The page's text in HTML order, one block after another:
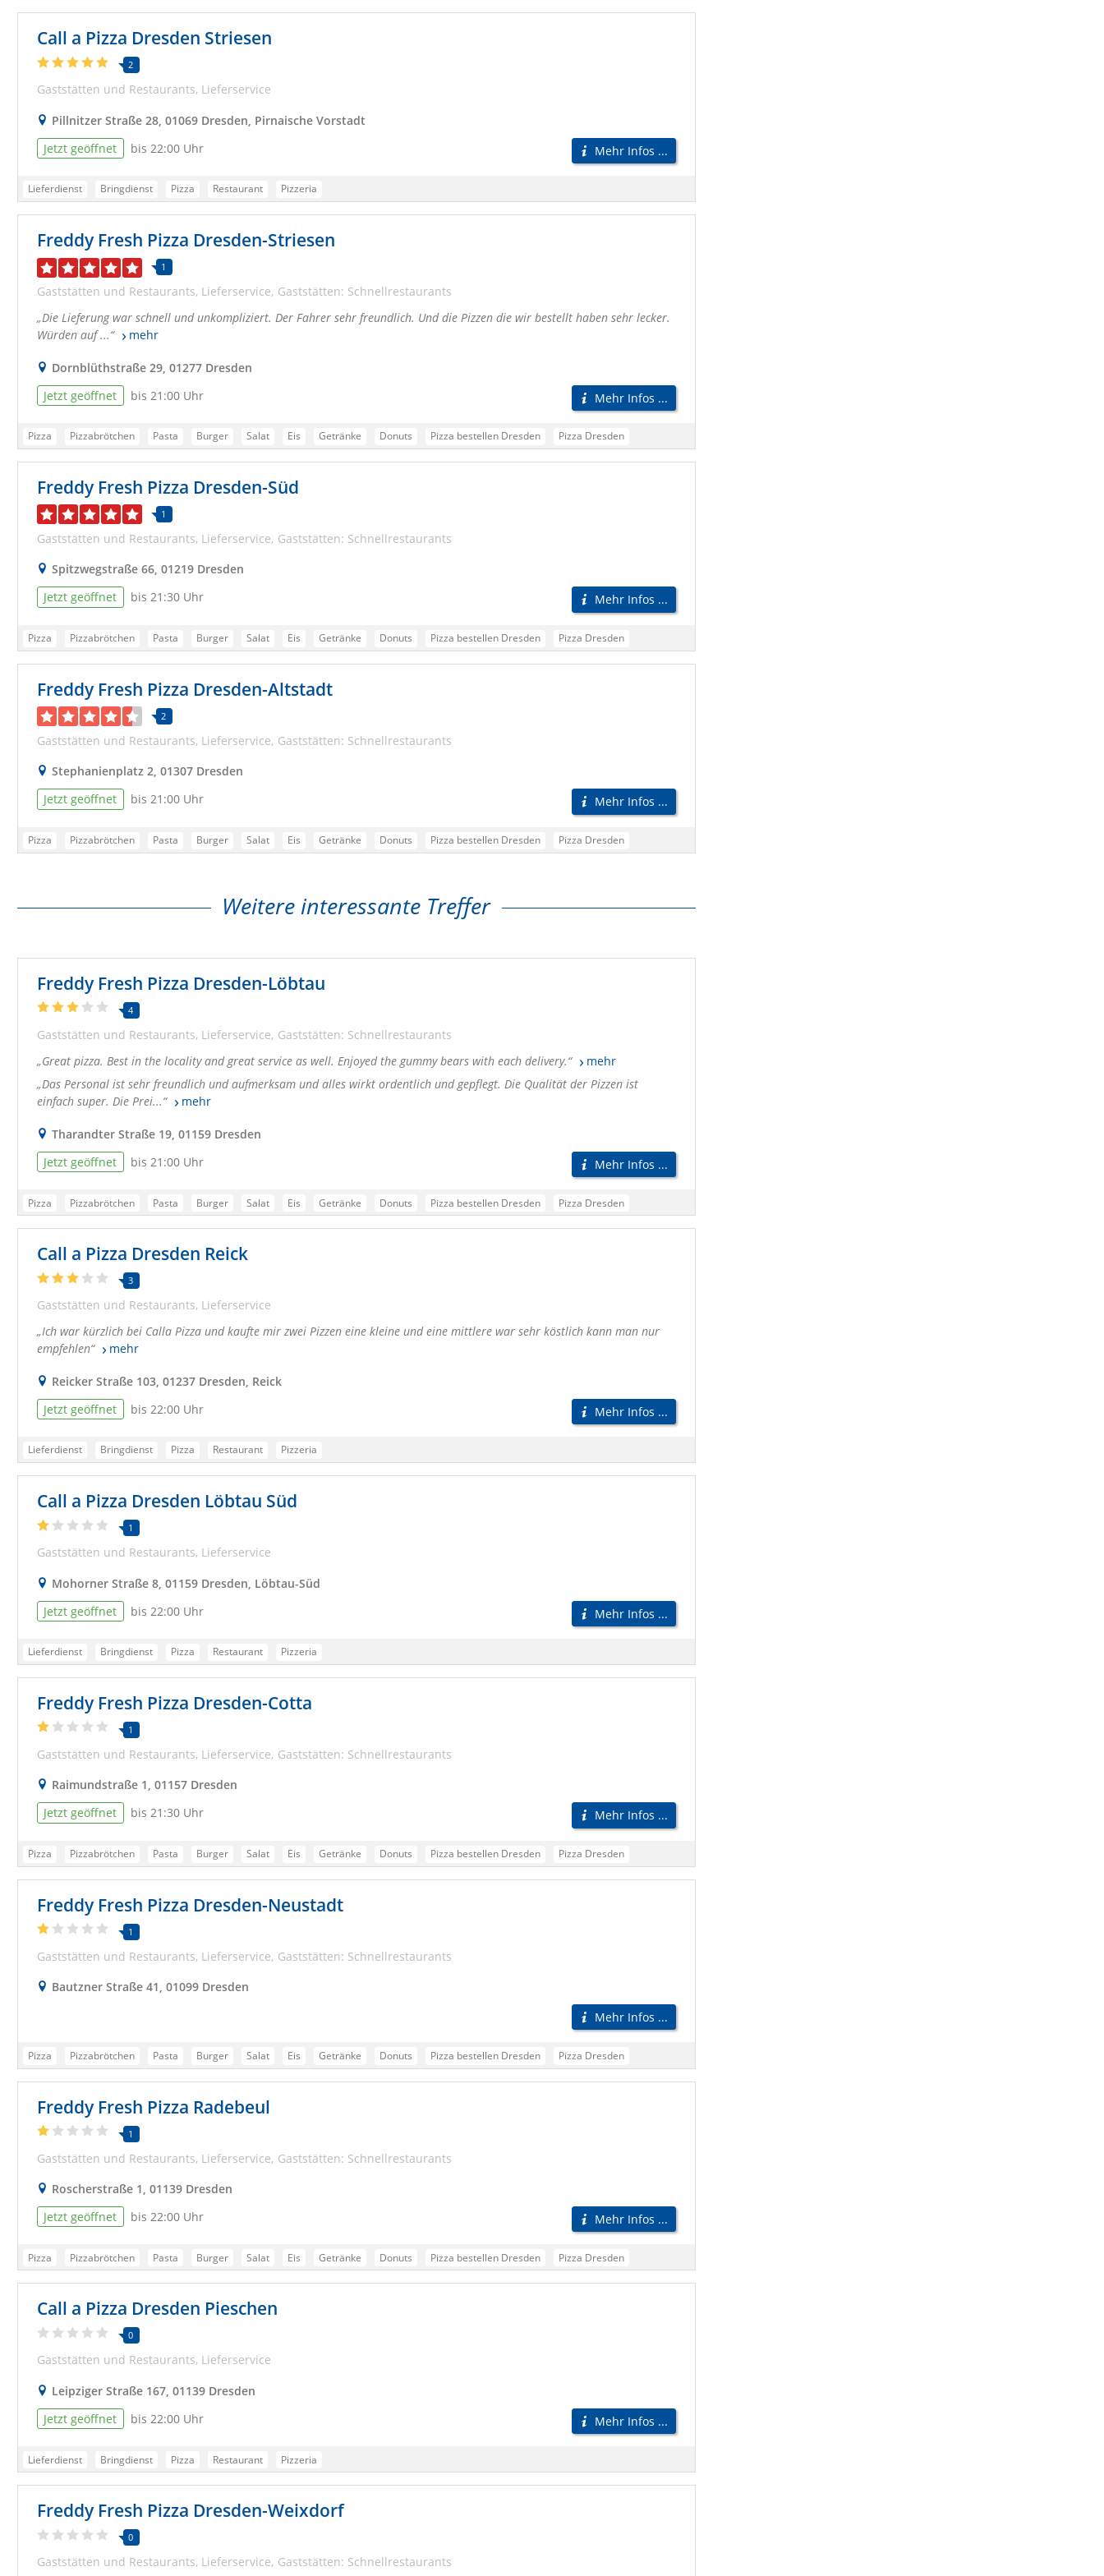
Pizzeria Dresden
Essen bestellen Dresden Lieferdienst Dresden Pizza Lieferdienst Dresden
Pizzaservice Dresden
Lieferservice Dresden
Pizzadienst Dresden Bringservice Dresden
Pizza Bringdienst Dresden
Call a Pizza Dresden Striesen
2
Gaststätten und Restaurants Lieferservice
Pillnitzer Straße 28, 01069 Dresden, Pirnaische Vorstadt
Jetzt geöffnet
bis 22:00 Uhr Mehr Infos ...
Lieferdienst Bringdienst Pizza Restaurant Pizzeria
Freddy Fresh Pizza Dresden-Striesen
1
Gaststätten und Restaurants Lieferservice Gaststätten: Schnellrestaurants
Die Lieferung war schnell und unkompliziert. Der Fahrer sehr freundlich. Und die Pizzen die wir bestellt haben sehr lecker.
Würden auf ...
mehr
Dornblüthstraße 29, 01277 Dresden
Jetzt geöffnet
bis 21:00 Uhr Mehr Infos ...
Pizza Pizzabrötchen Pasta Burger Salat Eis Getränke Donuts Pizza bestellen Dresden
Pizza Dresden
Pizzeria Dresden
Essen bestellen Dresden Lieferdienst Dresden Pizza Lieferdienst Dresden
Pizzaservice Dresden
Lieferservice Dresden
Pizzadienst Dresden Bringservice Dresden
Pizza Bringdienst Dresden
Freddy Fresh Pizza Dresden-Süd
1
Gaststätten und Restaurants Lieferservice Gaststätten: Schnellrestaurants
Spitzwegstraße 66, 01219 Dresden
Jetzt geöffnet
bis 21:30 Uhr Mehr Infos ...
Pizza Pizzabrötchen Pasta Burger Salat Eis Getränke Donuts Pizza bestellen Dresden
Pizza Dresden
Pizzeria Dresden
Essen bestellen Dresden Lieferdienst Dresden Pizza Lieferdienst Dresden
Pizzaservice Dresden
Lieferservice Dresden
Pizzadienst Dresden Bringservice Dresden
Pizza Bringdienst Dresden
Freddy Fresh Pizza Dresden-Altstadt
2
Gaststätten und Restaurants Lieferservice Gaststätten: Schnellrestaurants
Stephanienplatz 2, 01307 Dresden
Jetzt geöffnet
bis 21:00 Uhr Mehr Infos ...
Pizza Pizzabrötchen Pasta Burger Salat Eis Getränke Donuts Pizza bestellen Dresden
Pizza Dresden
Online Pizza Dresden Testsieger Dresden Testsieger Pizza Dresden
Weitere interessante Treffer
Freddy Fresh Pizza Dresden-Löbtau
4
Gaststätten und Restaurants Lieferservice Gaststätten: Schnellrestaurants
Great pizza. Best in the locality and great service as well. Enjoyed the gummy bears with each delivery.
mehr
Das Personal ist sehr freundlich und aufmerksam und alles wirkt ordentlich und gepflegt. Die Qualität der Pizzen ist
einfach super. Die Prei...
mehr
Tharandter Straße 19, 01159 Dresden
Jetzt geöffnet
bis 21:00 Uhr Mehr Infos ...
Pizza Pizzabrötchen Pasta Burger Salat Eis Getränke Donuts Pizza bestellen Dresden
Pizza Dresden
Pizzeria Dresden
Essen bestellen Dresden Lieferdienst Dresden Pizza Lieferdienst Dresden
Pizzaservice Dresden
Lieferservice Dresden
Pizzadienst Dresden
Pizza Bringdienst Dresden
Call a Pizza Dresden Reick
3
Gaststätten und Restaurants Lieferservice
Ich war kürzlich bei Calla Pizza und kaufte mir zwei Pizzen eine kleine und eine mittlere war sehr köstlich kann man nur
empfehlen
mehr
Reicker Straße 103, 01237 Dresden, Reick
Jetzt geöffnet
bis 22:00 Uhr Mehr Infos ...
Lieferdienst Bringdienst Pizza Restaurant Pizzeria
Call a Pizza Dresden Löbtau Süd
1
Gaststätten und Restaurants Lieferservice
Mohorner Straße 8, 01159 Dresden, Löbtau-Süd
Jetzt geöffnet
bis 22:00 Uhr Mehr Infos ...
Lieferdienst Bringdienst Pizza Restaurant Pizzeria
Freddy Fresh Pizza Dresden-Cotta
1
Gaststätten und Restaurants Lieferservice Gaststätten: Schnellrestaurants
Raimundstraße 1, 01157 Dresden
Jetzt geöffnet
bis 21:30 Uhr Mehr Infos ...
Pizza Pizzabrötchen Pasta Burger Salat Eis Getränke Donuts Pizza bestellen Dresden
Pizza Dresden
Pizzeria Dresden
Essen bestellen Dresden Lieferdienst Dresden Pizza Lieferdienst Dresden
Pizzaservice Dresden
Lieferservice Dresden
Pizzadienst Dresden Bringservice Dresden
Pizza Bringdienst Dresden
Freddy Fresh Pizza Dresden-Neustadt
1
Gaststätten und Restaurants Lieferservice Gaststätten: Schnellrestaurants
Bautzner Straße 41, 01099 Dresden
Mehr Infos ...
Pizza Pizzabrötchen Pasta Burger Salat Eis Getränke Donuts Pizza bestellen Dresden
Pizza Dresden
Pizzeria Dresden
Essen bestellen Dresden Lieferdienst Dresden Pizza Lieferdienst Dresden
Pizzaservice Dresden
Lieferservice Dresden
Pizzadienst Dresden Bringservice Dresden
Pizza Bringdienst Dresden
Freddy Fresh Pizza Radebeul
1
Gaststätten und Restaurants Lieferservice Gaststätten: Schnellrestaurants
Roscherstraße 1, 01139 Dresden
Jetzt geöffnet
bis 22:00 Uhr Mehr Infos ...
Pizza Pizzabrötchen Pasta Burger Salat Eis Getränke Donuts Pizza bestellen Dresden
Pizza Dresden
Pizzeria Dresden
Essen bestellen Dresden Lieferdienst Dresden Pizza Lieferdienst Dresden
Pizzaservice Dresden
Lieferservice Dresden
Pizzadienst Dresden Bringservice Dresden
Pizza Bringdienst Dresden
Call a Pizza Dresden Pieschen
0
Gaststätten und Restaurants Lieferservice
Leipziger Straße 167, 01139 Dresden
Jetzt geöffnet
bis 22:00 Uhr Mehr Infos ...
Lieferdienst Bringdienst Pizza Restaurant Pizzeria
Freddy Fresh Pizza Dresden-Weixdorf
0
Gaststätten und Restaurants Lieferservice Gaststätten: Schnellrestaurants